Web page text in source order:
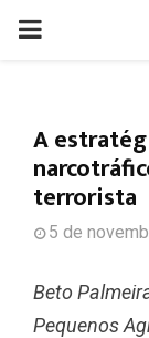
PRIMARY
A
terrorista
5 de
Beto
Pequenos